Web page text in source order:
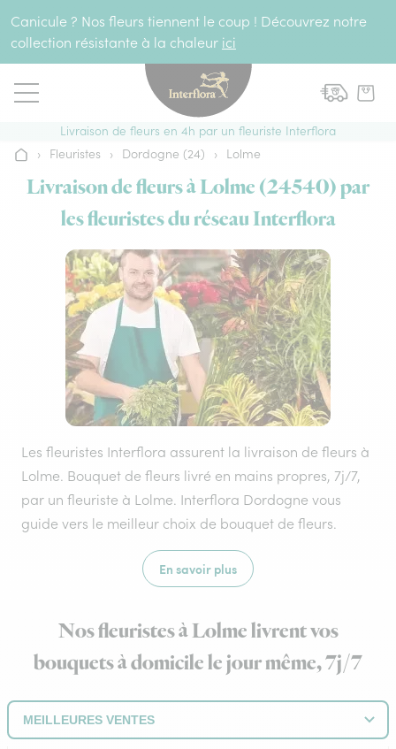
Canicule ? Nos fleurs tiennent le coup ! Découvrez notre
collection résistante à la chaleur ici
Livraison de fleurs en 4h par un fleuriste Interflora
Accueil
› Fleuristes › Dordogne (24) › Lolme
Livraison de fleurs à Lolme (24540) par
les fleuristes du réseau Interflora
Les fleuristes Interflora assurent la livraison de fleurs à
Lolme. Bouquet de fleurs livré en mains propres, 7j/7,
par un fleuriste à Lolme. Interflora Dordogne vous
guide vers le meilleur choix de bouquet de fleurs.
En savoir plus
Nos fleuristes à Lolme livrent vos
bouquets à domicile le jour même, 7j/7